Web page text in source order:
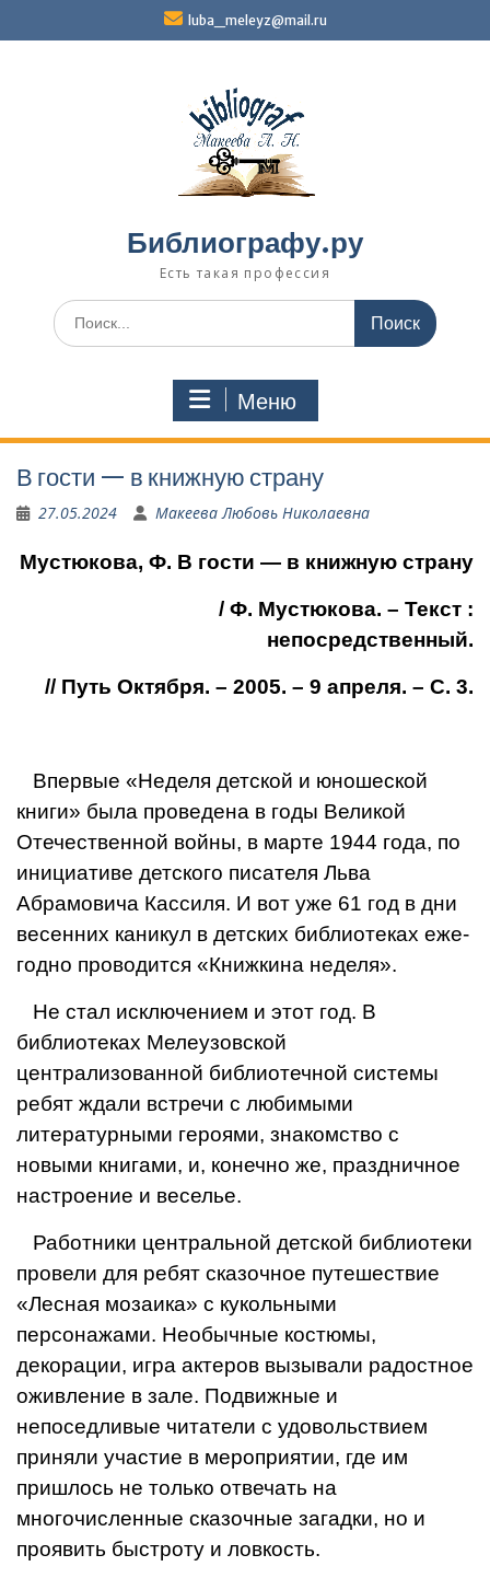
luba_meleyz@mail.ru
Библиографу.ру
Есть такая профессия
Поиск
по:
Меню
В гости — в книжную страну
27.05.2024 Макеева Любовь Николаевна
Мустюкова, Ф. В гости — в книжную страну
/ Ф. Мустюкова. – Текст :
непосредственный.
// Путь Октября. – 2005. – 9 апреля. – С. 3.
Впервые «Неделя детской и юношеской
книги» была проведена в годы Великой
Отечественной вой­ны, в марте 1944 года, по
инициативе детского пи­сателя Льва
Абрамовича Кассиля. И вот уже 61 год в дни
весенних каникул в детских библиотеках еже­
годно проводится «Книжкина неделя».
Не стал исключением и этот год. В
библиотеках Мелеузовской
централизованной библиотечной системы
ребят ждали встречи с любимыми
литературными героями, зна­комство с
новыми книгами, и, конечно же, праздничное
на­строение и веселье.
Работники центральной детской библиотеки
провели для ребят сказочное путеше­ствие
«Лесная мозаика» с ку­кольными
персонажами. Нео­бычные костюмы,
декорации, игра актеров вызывали радо­стное
оживление в зале. Под­вижные и
непоседливые чита­тели с удовольствием
приня­ли участие в мероприятии, где им
пришлось не только отве­чать на
многочисленные ска­зочные загадки, но и
проявить быстроту и ловкость.